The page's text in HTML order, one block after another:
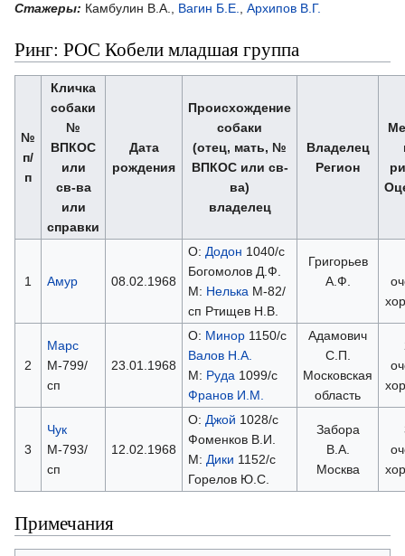
Стажеры: Камбулин В.А., Вагин Б.Е., Архипов В.Г.
Ринг: РОС Кобели младшая группа
№
п/
п
Кличка
собаки
№
ВПКОС
или
св-ва
или
справки
Дата
рождения
Происхождение
собаки
(отец, мать, №
ВПКОС или св-
ва)
владелец
Владелец
Регион
1 Амур 08.02.1968
О: Додон 1040/с
Богомолов Д.Ф.
М: НелькаМ-82/
сп Ртищев Н.В.
Григорьев
А.Ф.
2
Марс
М-799/
сп
23.01.1968
О: Минор1150/с
Валов Н.А.
М: Руда1099/с
Франов И.М.
Адамович
С.П.
Московская
область
3
Чук
М-793/
сп
12.02.1968
О: Джой 1028/с
Фоменков В.И.
М: Дики 1152/с
Горелов Ю.С.
Забора
В.А.
Москва
Примечания